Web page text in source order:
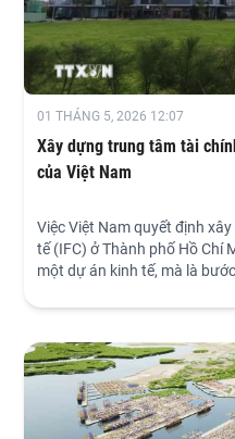
01 THÁNG 5, 2026 12:07
Xây dựng trung tâm tài
của Việt Nam
Việc Việt Nam quyết định
tế (IFC) ở Thành phố Hồ Chí
một dự án kinh tế, mà là